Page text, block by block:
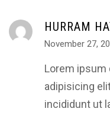
HURRAM
November 27,
Lorem
adipisicing
incididunt ut